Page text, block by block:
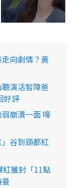
向劇情？黃
演活智障爸
好評
崩潰一面 嚎
谷到頸都紅
獲封「11點